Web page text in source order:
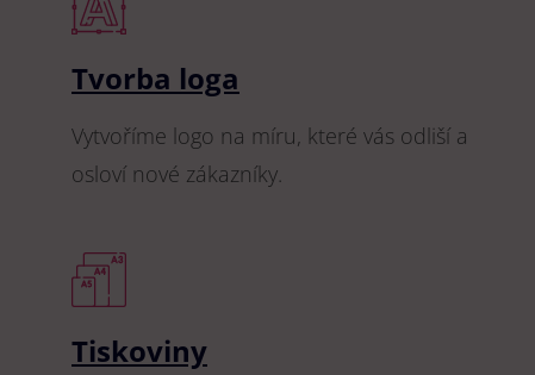
Tvorba loga
Vytvoříme logo na míru, které vás odliší a
osloví nové zákazníky.
Tiskoviny